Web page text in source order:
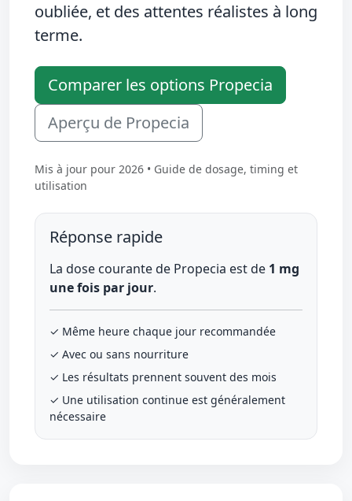
oubliée, et des attentes réalistes à long
terme.
Comparer les options Propecia
Aperçu de Propecia
Mis à jour pour 2026 • Guide de dosage, timing et
utilisation
Réponse rapide
La dose courante de Propecia est de 1 mg
une fois par jour.
✓ Même heure chaque jour recommandée
✓ Avec ou sans nourriture
✓ Les résultats prennent souvent des mois
✓ Une utilisation continue est généralement
nécessaire